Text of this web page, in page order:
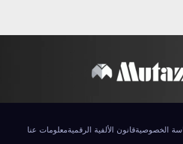
الخصوصيةقانون الألفية الرقميةمعلومات عنا